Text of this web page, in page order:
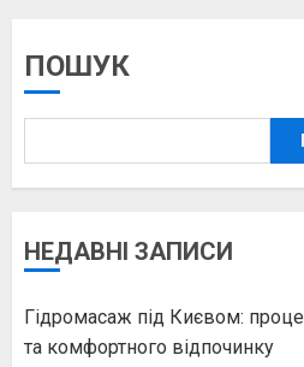
ПОШУК
НЕДАВНІ ЗАПИСИ
Гідромасаж під Києвом:
та комфортного відпочинку